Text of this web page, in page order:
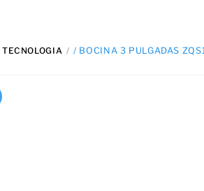
TECNOLOGIA / BOCINA 3 PULGADAS